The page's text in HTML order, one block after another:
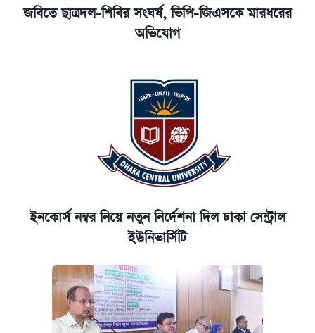
জবিতে ছাত্রদল-শিবির সংঘর্ষ, ভিপি-জিএসকে মারধরের
অভিযোগ
ইনকোর্স নম্বর নিয়ে নতুন নির্দেশনা দিল ঢাকা সেন্ট্রাল
ইউনিভার্সিটি